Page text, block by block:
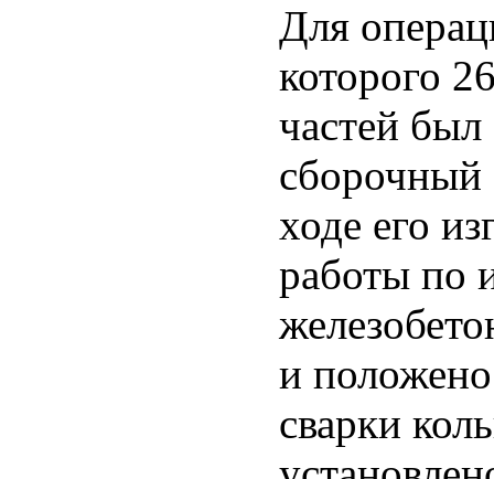
Для
которого
частей
ходе его
работы по
и
сварки